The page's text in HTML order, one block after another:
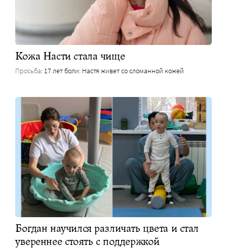
Кожа Насти стала чище
Просьба: 17 лет боли: Настя живет со сломанной кожей
Богдан научился различать цвета и стал
увереннее стоять с поддержкой